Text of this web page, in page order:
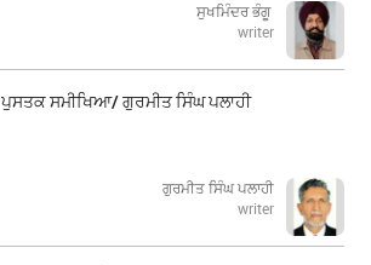
ਸੁਖਮਿੰਦਰ ਭੰਗੂ
writer
ਪੁਸਤਕ ਸਮੀਖਿਆ/ ਗੁਰਮੀਤ ਸਿੰਘ ਪਲਾਹੀ
ਗੁਰਮੀਤ ਸਿੰਘ ਪਲਾਹੀ
writer